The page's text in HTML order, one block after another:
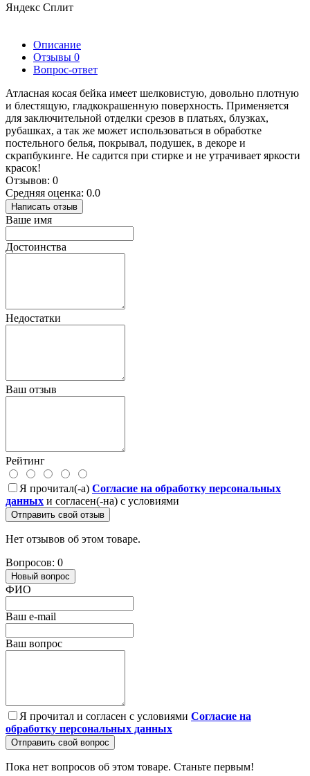
Яндекс Сплит
Описание
Отзывы 0
Вопрос-ответ
Атласная косая бейка имеет шелковистую, довольно плотную
и блестящую, гладкокрашенную поверхность. Применяется
для заключительной отделки срезов в платьях, блузках,
рубашках, а так же может использоваться в обработке
постельного белья, покрывал, подушек, в декоре и
скрапбукинге. Не садится при стирке и не утрачивает яркости
красок!
Отзывов: 0
Средняя оценка: 0.0
Написать отзыв
Ваше имя
Достоинства
Недостатки
Ваш отзыв
Рейтинг
Я прочитал(-а) Согласие на обработку персональных
данных и согласен(-на) с условиями
Отправить свой отзыв
Нет отзывов об этом товаре.
Вопросов: 0
Новый вопрос
ФИО
Ваш e-mail
Ваш вопрос
Я прочитал и согласен с условиями Согласие на
обработку персональных данных
Отправить свой вопрос
Пока нет вопросов об этом товаре. Станьте первым!